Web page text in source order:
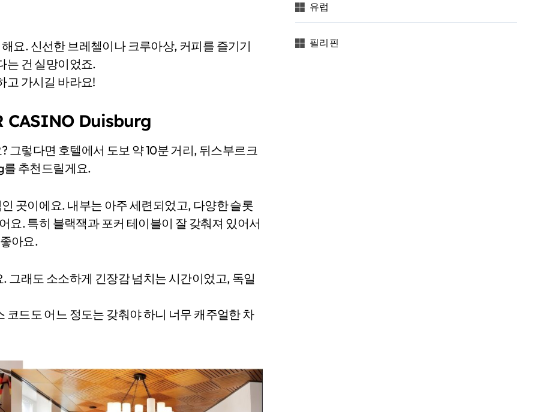
요. 신선한 브레첼이나 크루아상, 커피를 즐기기
는 건 실망이었죠.
고 가시길 바라요!
CASINO Duisburg
그렇다면 호텔에서 도보 약 10분 거리, 뒤스부르크
를 추천드릴게요.
곳이에요. 내부는 아주 세련되었고, 다양한 슬롯
요. 특히 블랙잭과 포커 테이블이 잘 갖춰져 있어서
아요.
그래도 소소하게 긴장감 넘치는 시간이었고, 독일
드도 어느 정도는 갖춰야 하니 너무 캐주얼한 차
유럽
필리핀